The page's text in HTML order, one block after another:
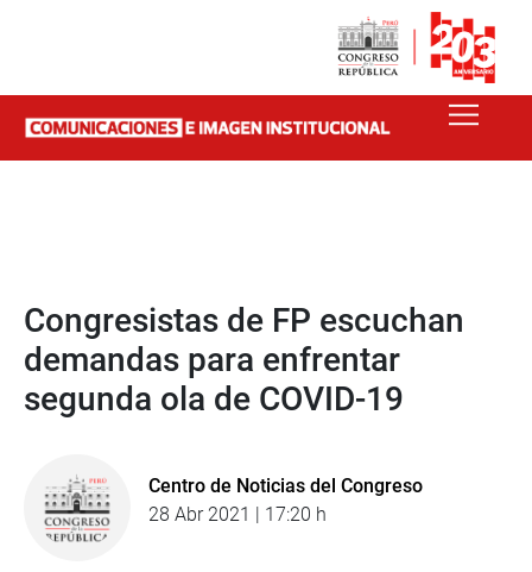
Congresistas de FP escuchan
demandas para enfrentar
segunda ola de COVID-19
Centro de Noticias del Congreso
28 Abr 2021 | 17:20 h